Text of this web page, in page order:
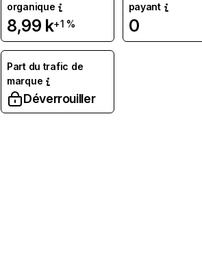
organique
8,99 k+1 %
payant
0
Part du trafic de
marque
Déverrouiller